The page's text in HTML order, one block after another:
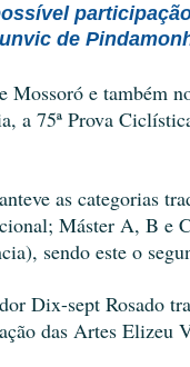
de
e também
a 75ª Prova
as categorias
Máster A, B e
sendo este o
Dix-sept Rosado
das Artes Elizeu